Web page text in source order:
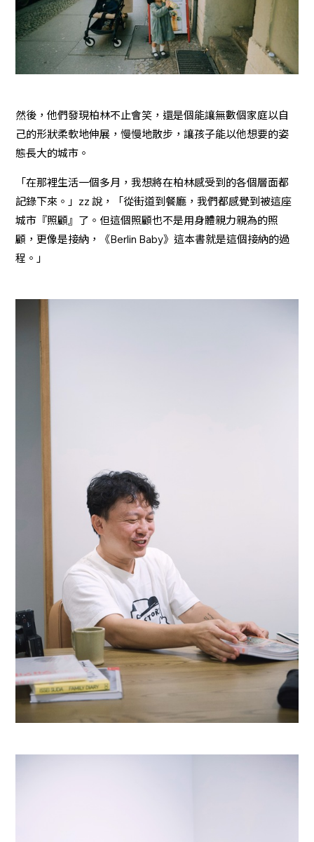
然後，他們發現柏林不止會笑，還是個能讓無數個家庭以自
己的形狀柔軟地伸展，慢慢地散步，讓孩子能以他想要的姿
態長大的城市。
「在那裡生活一個多月，我想將在柏林感受到的各個層面都
記錄下來。」zz 說，「從街道到餐廳，我們都感覺到被這座
城市『照顧』了。但這個照顧也不是用身體親力親為的照
顧，更像是接納，《Berlin Baby》這本書就是這個接納的過
程。」